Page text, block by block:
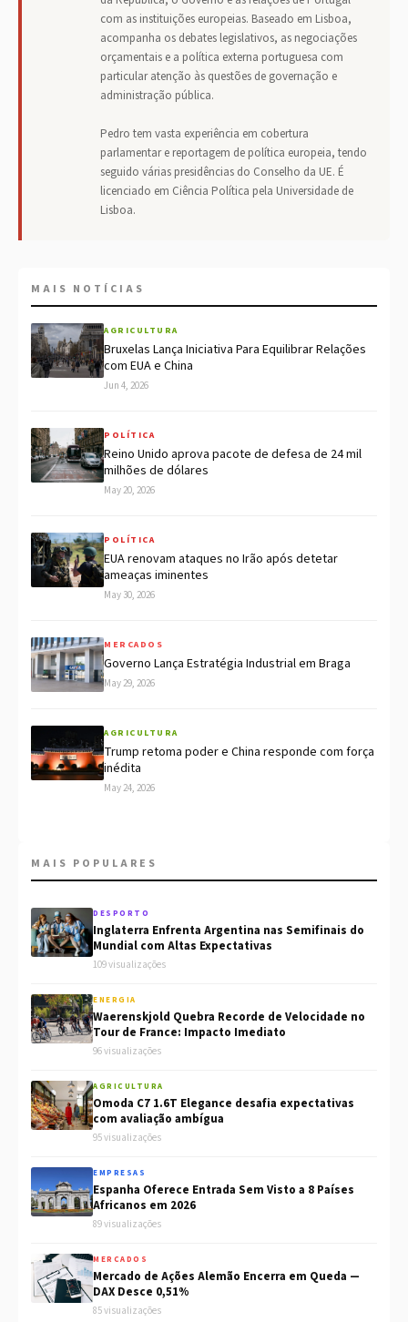
com as instituições europeias. Baseado em Lisboa,
acompanha os debates legislativos, as negociações
orçamentais e a política externa portuguesa com
particular atenção às questões de governação e
administração pública.
Pedro tem vasta experiência em cobertura
parlamentar e reportagem de política europeia, tendo
seguido várias presidências do Conselho da UE. É
licenciado em Ciência Política pela Universidade de
Lisboa.
MAIS NOTÍCIAS
AGRICULTURA
Bruxelas Lança Iniciativa Para Equilibrar Relações
com EUA e China
Jun 4, 2026
POLÍTICA
Reino Unido aprova pacote de defesa de 24 mil
milhões de dólares
May 20, 2026
POLÍTICA
EUA renovam ataques no Irão após detetar
ameaças iminentes
May 30, 2026
MERCADOS
Governo Lança Estratégia Industrial em Braga
May 29, 2026
AGRICULTURA
Trump retoma poder e China responde com força
inédita
May 24, 2026
MAIS POPULARES
DESPORTO
Inglaterra Enfrenta Argentina nas Semifinais do
Mundial com Altas Expectativas
109 visualizações
ENERGIA
Waerenskjold Quebra Recorde de Velocidade no
Tour de France: Impacto Imediato
96 visualizações
AGRICULTURA
Omoda C7 1.6T Elegance desafia expectativas
com avaliação ambígua
95 visualizações
EMPRESAS
Espanha Oferece Entrada Sem Visto a 8 Países
Africanos em 2026
89 visualizações
MERCADOS
Mercado de Ações Alemão Encerra em Queda —
DAX Desce 0,51%
85 visualizações